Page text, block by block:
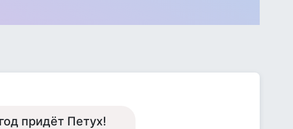
придёт Петух!